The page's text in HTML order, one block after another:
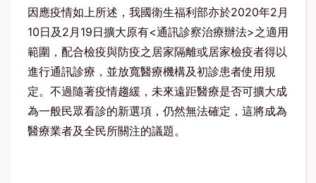
因應疫情如上所述，我國衛生福利部亦於2020年2月
10日及2月19日擴大原有<通訊診察治療辦法>之適用
範圍，配合檢疫與防疫之居家隔離或居家檢疫者得以
進行通訊診療，並放寬醫療機構及初診患者使用規
定。不過隨著疫情趨緩，未來遠距醫療是否可擴大成
為一般民眾看診的新選項，仍然無法確定，這將成為
醫療業者及全民所關注的議題。